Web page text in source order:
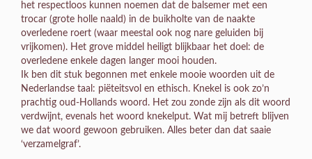
het respectloos kunnen noemen dat de balsemer met een
trocar (grote holle naald) in de buikholte van de naakte
overledene roert (waar meestal ook nog nare geluiden bij
vrijkomen). Het grove middel heiligt blijkbaar het doel: de
overledene enkele dagen langer mooi houden.
Ik ben dit stuk begonnen met enkele mooie woorden uit de
Nederlandse taal: piëteitsvol en ethisch. Knekel is ook zo’n
prachtig oud-Hollands woord. Het zou zonde zijn als dit woord
verdwijnt, evenals het woord knekelput. Wat mij betreft blijven
we dat woord gewoon gebruiken. Alles beter dan dat saaie
‘verzamelgraf’.